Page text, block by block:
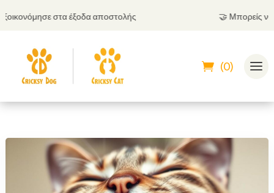
στα έξοδα αποστολής Μπορείς να
(0)